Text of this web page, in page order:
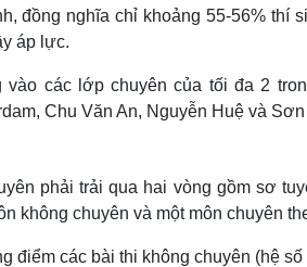
đồng nghĩa chỉ khoảng 55-56% thí
áp lực.
các lớp chuyên của tối đa 2
Chu Văn An, Nguyễn Huệ và Sơn
phải trải qua hai vòng gồm sơ
không chuyên và một môn chuyên
điểm các bài thi không chuyên (hệ số